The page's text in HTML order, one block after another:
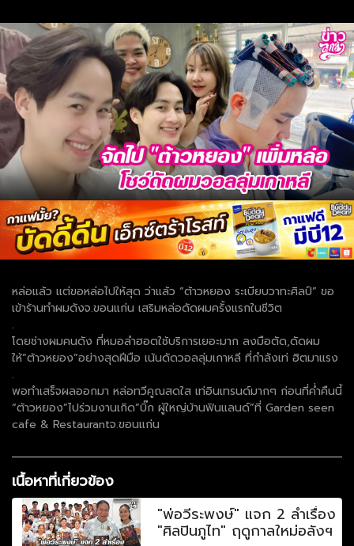
หล่อแล้ว แต่ขอหล่อไปให้สุด ว่าแล้ว “ต้าวหยอง ระเบียบวาทะศิลป์” ขอ
เข้าร้านทำผมดังจ.ขอนแก่น เสริมหล่อดัดผมครั้งแรกในชีวิต
.
โดยช่างผมคนดัง ที่หมอลำฮอตใช้บริการเยอะมาก ลงมือตัด,ดัดผม
ให้”ต้าวหยอง”อย่างสุดฝีมือ เน้นดัดวอลลุ่มเกาหลี ที่กำลังเท่ ฮิตมาแรง
.
พอทำเสร็จผลออกมา หล่อทวีคูณสดใส เท่อินเทรนด์มากๆ ก่อนที่ค่ำคืนนี้
“ต้าวหยอง”ไปร่วมงานเกิด”บิ๊ก ผู้ใหญ่บ้านฟินแลนด์”ที่ Garden seen
cafe & Restaurantจ.ขอนแก่น
เนื้อหาที่เกี่ยวข้อง
"พ่อวีระพงษ์" แจก 2 ลำเรื่อง
"ศิลปินภูไท" ฤดูกาลใหม่อลังฯ